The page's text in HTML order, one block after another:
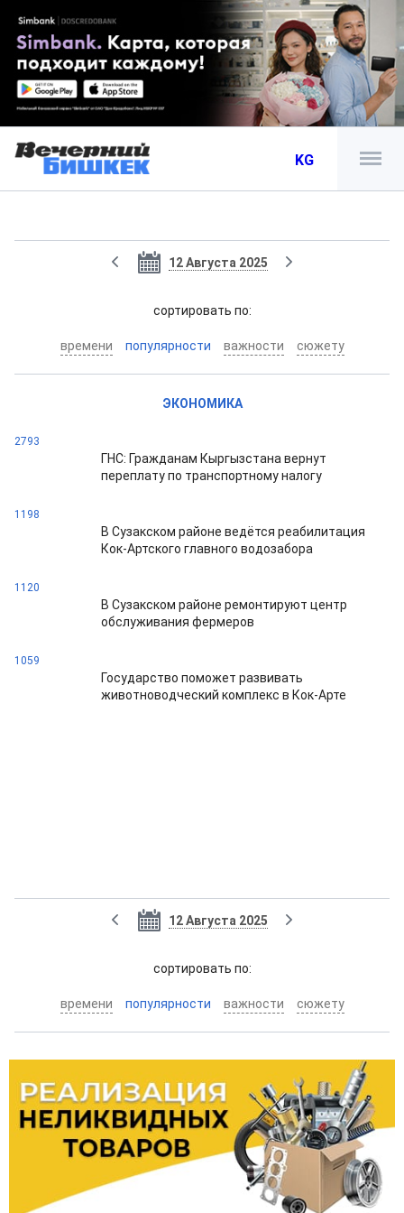
KG
12 Августа 2025
cортировать по:
времени популярности важности сюжету
ЭКОНОМИКА
2793
ГНС: Гражданам Кыргызстана вернут
переплату по транспортному налогу
1198
В Сузакском районе ведётся реабилитация
Кок-Артского главного водозабора
1120
В Сузакском районе ремонтируют центр
обслуживания фермеров
1059
Государство поможет развивать
животноводческий комплекс в Кок-Арте
12 Августа 2025
cортировать по:
времени популярности важности сюжету